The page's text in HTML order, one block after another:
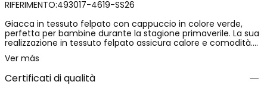
RIFERIMENTO:493017-4619-SS26
Giacca in tessuto felpato con cappuccio in colore verde,
perfetta per bambine durante la stagione primaverile. La sua
realizzazione in tessuto felpato assicura calore e comodità.
Presenta un design semplice, con cappuccio e chiusura a
cerniera, ideale per proteggersi dal freddo. Dotata di due
pratiche tasche frontali. Disponibile in taglie da 12 mesi a 14
anni, è versatile e facile da abbinare a pantaloni o gonne per
Ver más
Certificati di qualità